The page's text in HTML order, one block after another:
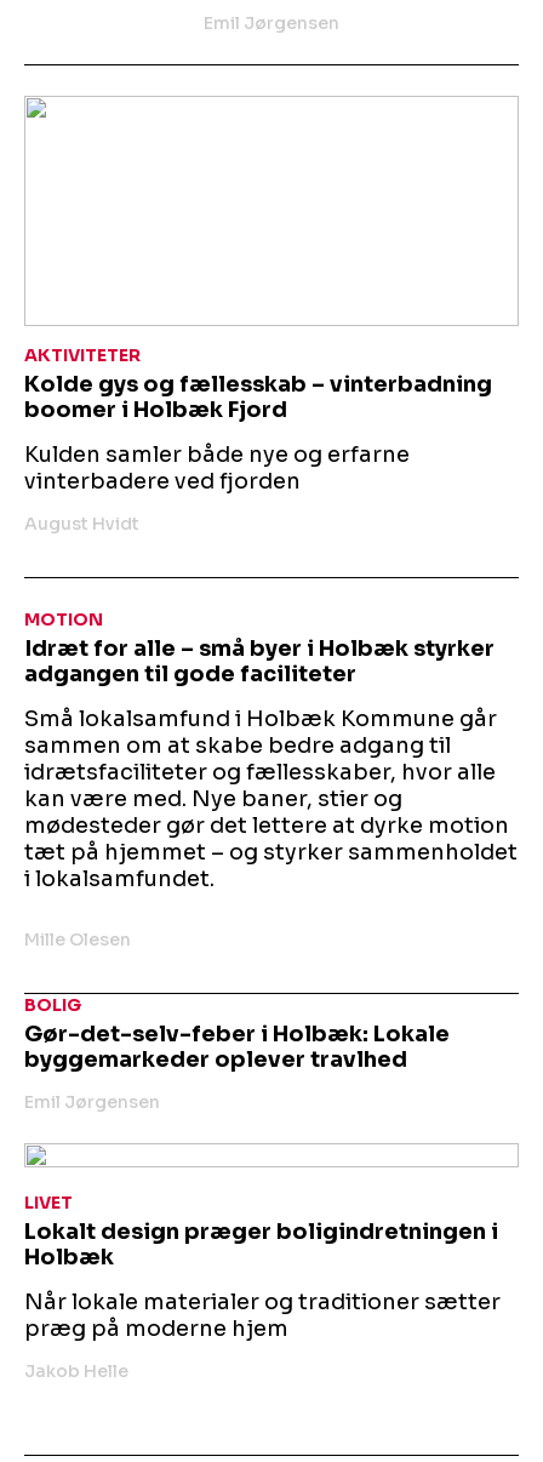
Emil Jørgensen
Kolde gys og fællesskab – vinterbadning
boomer i Holbæk Fjord
Kulden samler både nye og erfarne
vinterbadere ved fjorden
AKTIVITETER
August Hvidt
Idræt for alle – små byer i Holbæk styrker
adgangen til gode faciliteter
MOTION
Små lokalsamfund i Holbæk Kommune går
sammen om at skabe bedre adgang til
idrætsfaciliteter og fællesskaber, hvor alle
kan være med. Nye baner, stier og
mødesteder gør det lettere at dyrke motion
tæt på hjemmet – og styrker sammenholdet
i lokalsamfundet.
Mille Olesen
Gør-det-selv-feber i Holbæk: Lokale
byggemarkeder oplever travlhed
BOLIG
Emil Jørgensen
Lokalt design præger boligindretningen i
Holbæk
Når lokale materialer og traditioner sætter
præg på moderne hjem
LIVET
Jakob Helle